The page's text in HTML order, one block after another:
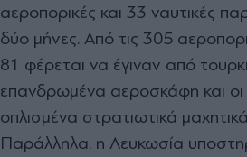
αεροπορικές και 33 ναυτικές
δύο μήνες. Από τις 305
81 φέρεται να έγιναν από
επανδρωμένα αεροσκάφη και
οπλισμένα στρατιωτικά
Παράλληλα, η Λευκωσία